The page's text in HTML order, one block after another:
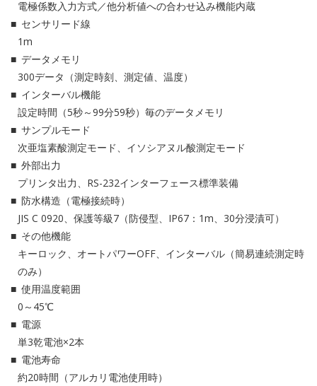
電極係数入力方式／他分析値への合わせ込み機能内蔵
センサリード線
1m
データメモリ
300データ（測定時刻、測定値、温度）
インターバル機能
設定時間（5秒～99分59秒）毎のデータメモリ
サンプルモード
次亜塩素酸測定モード、イソシアヌル酸測定モード
外部出力
プリンタ出力、RS-232インターフェース標準装備
防水構造（電極接続時）
JIS C 0920、保護等級7（防侵型、IP67：1m、30分浸漬可）
その他機能
キーロック、オートパワーOFF、インターバル（簡易連続測定時
のみ）
使用温度範囲
0～45℃
電源
単3乾電池×2本
電池寿命
約20時間（アルカリ電池使用時）